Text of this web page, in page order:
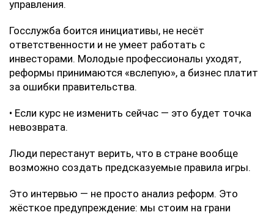
управления.
Госслужба боится инициативы, не несёт
ответственности и не умеет работать с
инвесторами. Молодые профессионалы уходят,
реформы принимаются «вслепую», а бизнес платит
за ошибки правительства.
• Если курс не изменить сейчас — это будет точка
невозврата.
Люди перестанут верить, что в стране вообще
возможно создать предсказуемые правила игры.
Это интервью — не просто анализ реформ. Это
жёсткое предупреждение: мы стоим на грани